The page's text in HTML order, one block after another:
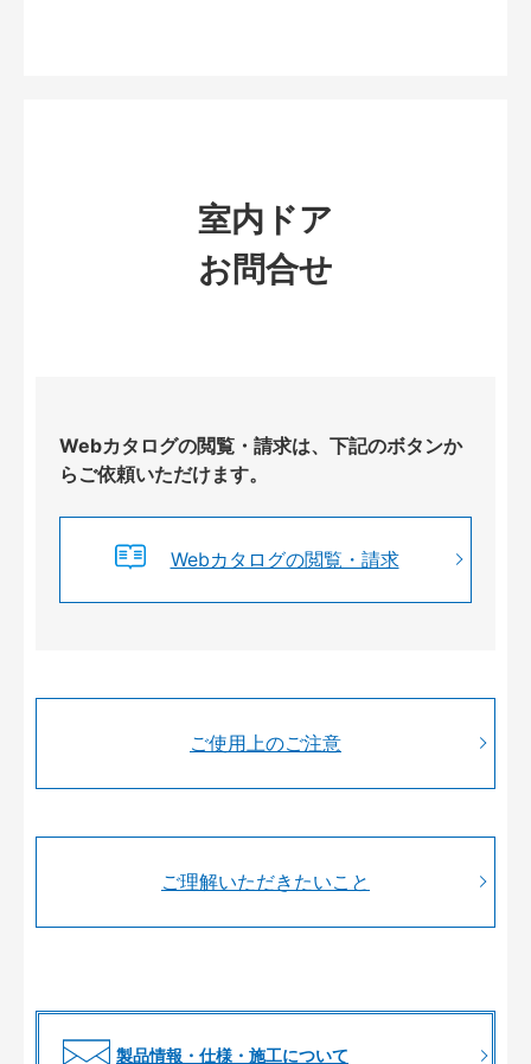
室内ドア
お問合せ
Webカタログの閲覧・請求は、下記のボタンか
らご依頼いただけます。
Webカタログの閲覧・請求
ご使用上のご注意
ご理解いただきたいこと
製品情報・仕様・施工について